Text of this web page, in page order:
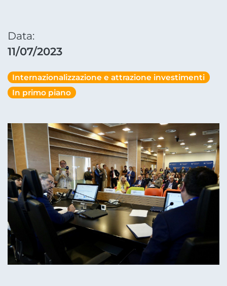
Data:
11/07/2023
Internazionalizzazione e attrazione investimenti
In primo piano